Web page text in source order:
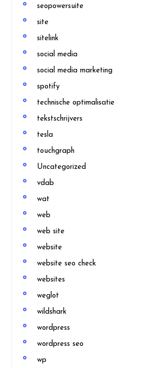
seopowersuite
site
sitelink
social media
social media marketing
spotify
technische optimalisatie
tekstschrijvers
tesla
touchgraph
Uncategorized
vdab
wat
web
web site
website
website seo check
websites
weglot
wildshark
wordpress
wordpress seo
wp